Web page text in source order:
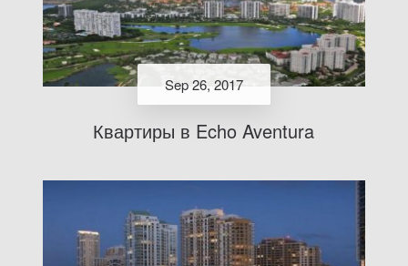
Sep 26, 2017
Квартиры в Echo Aventura